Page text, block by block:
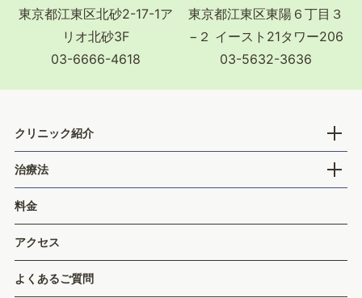
東京都江東区北砂2-17-1ア
リオ北砂3F
03-6666-4618
東京都江東区東陽６丁目３
−２ イースト21タワー206
03-5632-3636
クリニック紹介
治療法
料金
アクセス
よくあるご質問